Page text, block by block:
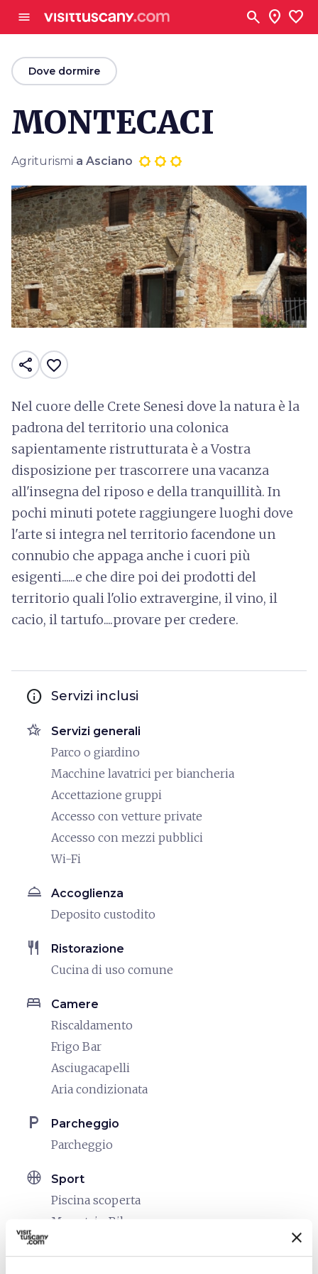
menu search location_on favorite
arrow_backDove dormire
MONTECACI
Agriturismi a Asciano
share favorite_border
Nel cuore delle Crete Senesi dove la natura è la
padrona del territorio una colonica
sapientamente ristrutturata è a Vostra
disposizione per trascorrere una vacanza
all'insegna del riposo e della tranquillità. In
pochi minuti potete raggiungere luoghi dove
l'arte si integra nel territorio facendone un
connubio che appaga anche i cuori più
esigenti......e che dire poi dei prodotti del
territorio quali l'olio extravergine, il vino, il
cacio, il tartufo....provare per credere.
info Servizi inclusi
hotel_class Servizi generali
Parco o giardino
Macchine lavatrici per biancheria
Accettazione gruppi
Accesso con vetture private
Accesso con mezzi pubblici
Wi-Fi
room_service Accoglienza
Deposito custodito
restaurant Ristorazione
Cucina di uso comune
bed Camere
Riscaldamento
Frigo Bar
Asciugacapelli
Aria condizionata
local_parking Parcheggio
Parcheggio
sports_basketball Sport
Piscina scoperta
Mountain Bike
celebration Attività